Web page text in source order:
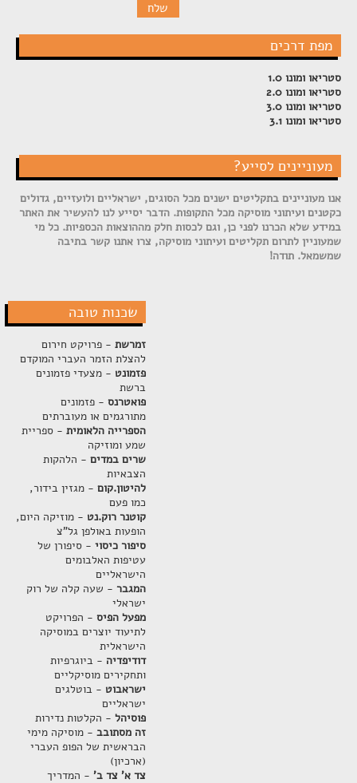
מפת דרכים
סטריאו ומונו 1.0
סטריאו ומונו 2.0
סטריאו ומונו 3.0
סטריאו ומונו 3.1
מעוניינים לסייע?
אנו מעוניינים בתקליטים ישנים מכל הסוגים, ישראליים ולועזיים, גדולים
כקטנים ועיתוני מוסיקה מכל התקופות. הדבר יסייע לנו להעשיר את האתר
במידע שלא הכרנו לפני כן, וגם לכסות חלק מההוצאות הכספיות. כל מי
שמעוניין לתרום תקליטים ועיתוני מוסיקה, צרו אתנו קשר בתיבה
שמשמאל. תודה!
שכנות טובה
זמרשת- פרויקט חירום
להצלת הזמר העברי המוקדם
פזמונט - מצעדי פזמונים
ברשת
פואטרנס- פזמונים
מתורגמים או מעוברתים
הספרייה הלאומית- ספריית
שמע ומוזיקה
שרים במדים- הלהקות
הצבאיות
להיטון.קום- מגזין בידור,
כמו פעם
קוטנר רוק.נט - מוזיקה היום,
הופעות באולפן גל"צ
סיפור כיסוי- סיפורן של
עטיפות האלבומים
הישראליים
המגבר- שעה קלה של רוק
ישראלי
מפעל הפיס- הפרויקט
לתיעוד יוצרים במוסיקה
הישראלית
דודיפדיה - ביוגרפיות
ותחקירים מוסיקליים
ישראבוט - בוטלגים
ישראליים
פוסיהל- הקלטות נדירות
זה מסתובב- מוסיקה מימי
הבראשית של הפופ העברי
(ארכיון)
צד א' צד ב'- המדריך